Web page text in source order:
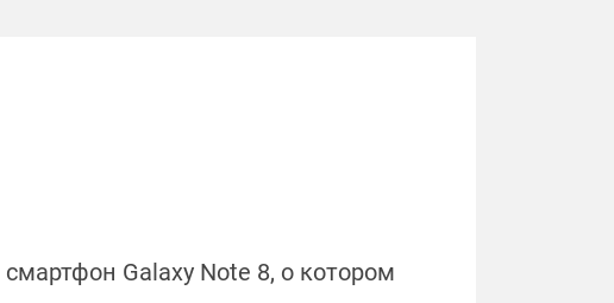
Galaxy Note 8, о котором